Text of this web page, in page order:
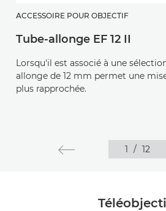
ACCESSOIRE POUR OBJECTIF
Tube-allonge EF 12 II
Lorsqu'il est associé à une
allonge de 12 mm permet une
plus rapprochée.
1 / 12